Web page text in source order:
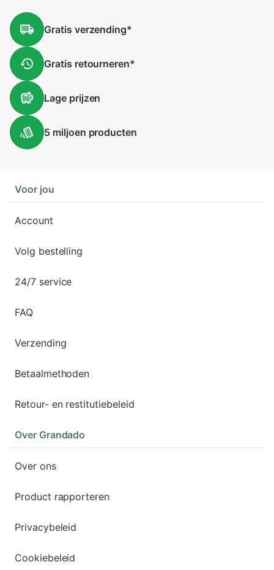
Gratis verzending*
Gratis retourneren*
Lageprijzen
5 miljoen producten
Voor jou
Account
Volg bestelling
24/7 service
FAQ
Verzending
Betaalmethoden
Retour- en restitutiebeleid
Over Grandado
Over ons
Product rapporteren
Privacybeleid
Cookiebeleid